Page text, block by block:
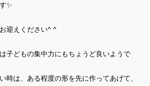
✨
迎えください^ ^
子どもの集中力にもちょうど良いようで
時は、ある程度の形を先に作ってあげて、